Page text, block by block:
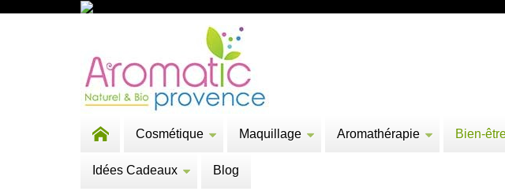
Cosmétique Maquillage Aromathérapie Bien-
Idées Cadeaux Blog